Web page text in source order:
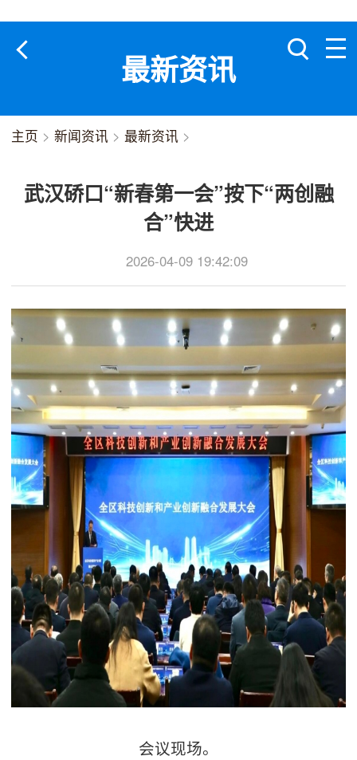
最新资讯
主页 > 新闻资讯 > 最新资讯 >
武汉硚口“新春第一会”按下“两创融
合”快进
2026-04-09 19:42:09
会议现场。